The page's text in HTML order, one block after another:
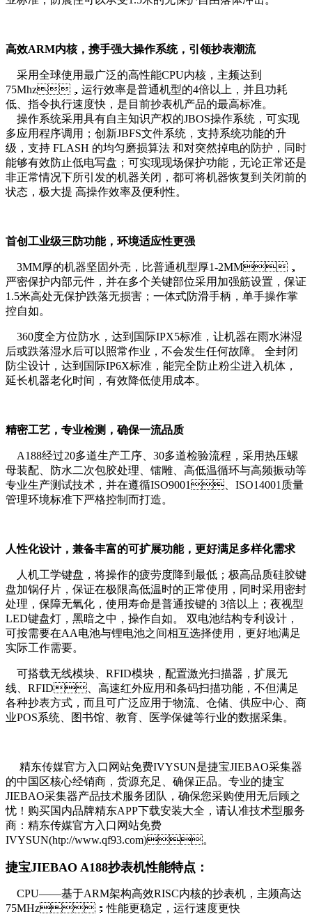
高效ARM内核，携手强大操作系统，引领抄表潮流
采用全球使用最广泛的高性能CPU内核，主频达到
75Mhz，运行效率是普通机型的4倍以上，并且功耗
低、指令执行速度快，是目前抄表机产品的最高标准。
操作系统采用具有自主知识产权的JBOS操作系统，可实现
多应用程序调用；创新JBFS文件系统，支持系统功能的升
级，支持 FLASH 的均匀磨损算法 和对突然掉电的防护，同时
能够有效防止低电写盘；可实现现场保护功能，无论正常还是
非正常情况下所引发的机器关闭，都可将机器恢复到关闭前的
状态，极大提 高操作效率及便利性。
首创工业级三防功能，环境适应性更强
3MM厚的机器坚固外壳，比普通机型厚1-2MM，
严密保护内部元件，并在多个关键部位采用加强筋设置，保证
1.5米高处无保护跌落无损害；一体式防滑手柄，单手操作掌
控自如。
360度全方位防水，达到国际IPX5标准，让机器在雨水淋湿
后或跌落湿水后可以照常作业，不会发生任何故障。 全封闭
防尘设计，达到国际IP6X标准，能完全防止粉尘进入机体，
延长机器老化时间，有效降低使用成本。
精密工艺，专业检测，确保一流品质
A188经过20多道生产工序、30多道检验流程，采用热压螺
母装配、防水二次包胶处理、镭雕、高低温循环与高频振动等
专业生产测试技术，并在遵循ISO9001、ISO14001质量
管理环境标准下严格控制而打造。
人性化设计，兼备丰富的可扩展功能，更好满足多样化需求
人机工学键盘，将操作的疲劳度降到最低；极高品质硅胶键
盘加锅仔片，保证在极限高低温时的正常使用，同时采用密封
处理，保障无氧化，使用寿命是普通按键的 3倍以上；夜视型
LED键盘灯，黑暗之中，操作自如。 双电池结构专利设计，
可按需要在AA电池与锂电池之间相互选择使用，更好地满足
实际工作需要。
可搭载无线模块、RFID模块，配置激光扫描器，扩展无
线、RFID、高速红外应用和条码扫描功能，不但满足
各种抄表方式，而且可广泛应用于物流、仓储、供应中心、商
业POS系统、图书馆、教育、医学保健等行业的数据采集。
精东传媒官方入口网站免费IVYSUN是捷宝JIEBAO采集器
的中国区核心经销商，货源充足、确保正品。专业的捷宝
JIEBAO采集器产品技术服务团队，确保您采购使用无后顾之
忧！购买国内品牌精东APP下载安装大全，请认准技术型服务
商：精东传媒官方入口网站免费
IVYSUN(htp://www.qf93.com)。
捷宝JIEBAO A188抄表机性能特点：
CPU——基于ARM架构高效RISC内核的抄表机，主频高达
75MHz；性能更稳定，运行速度更快